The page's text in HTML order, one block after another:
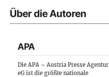
Über die Autoren
APA
Die APA – Austria Presse Agentur
eG ist die größte nationale